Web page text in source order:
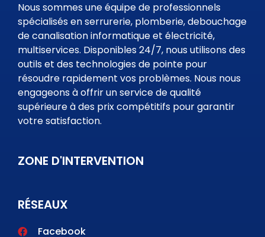
Nous sommes une équipe de professionnels
spécialisés en serrurerie, plomberie, debouchage
de canalisation informatique et électricité,
multiservices. Disponibles 24/7, nous utilisons des
outils et des technologies de pointe pour
résoudre rapidement vos problèmes. Nous nous
engageons à offrir un service de qualité
supérieure à des prix compétitifs pour garantir
votre satisfaction.
ZONE D'INTERVENTION
RÉSEAUX
Facebook